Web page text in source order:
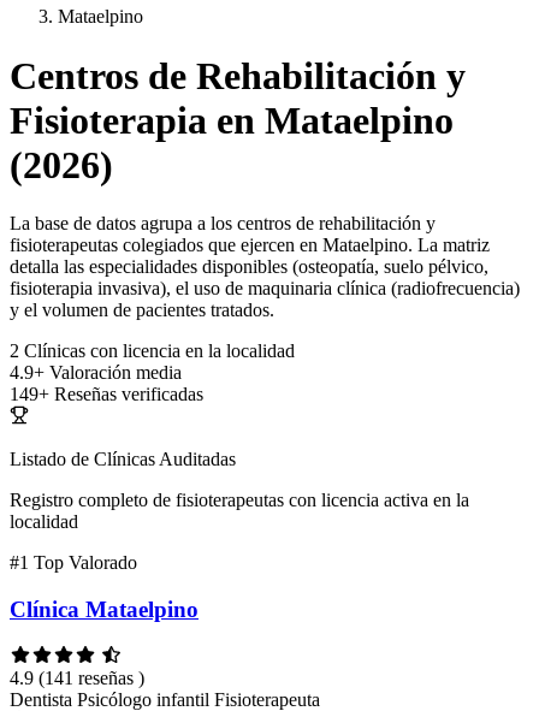
Mataelpino
Centros de Rehabilitación y
Fisioterapia en Mataelpino
(2026)
La base de datos agrupa a los centros de rehabilitación y
fisioterapeutas colegiados que ejercen en Mataelpino. La matriz
detalla las especialidades disponibles (osteopatía, suelo pélvico,
fisioterapia invasiva), el uso de maquinaria clínica (radiofrecuencia)
y el volumen de pacientes tratados.
2 Clínicas con licencia en la localidad
4.9+ Valoración media
149+ Reseñas verificadas
Listado de Clínicas Auditadas
Registro completo de fisioterapeutas con licencia activa en la
localidad
#1 Top Valorado
Clínica Mataelpino
4.9 (141 reseñas )
Dentista Psicólogo infantil Fisioterapeuta